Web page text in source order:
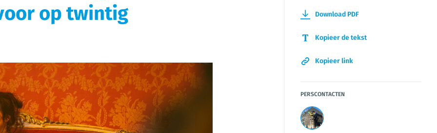
op twintig
Download PDF
Kopieer de tekst
Kopieer link
PERSCONTACTEN